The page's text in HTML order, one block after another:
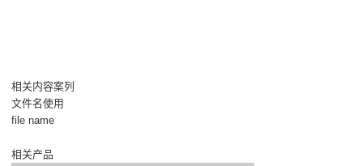
相关内容案列
文件名使用
file name
相关产品